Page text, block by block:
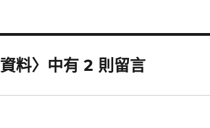
料〉中有 2 則留言